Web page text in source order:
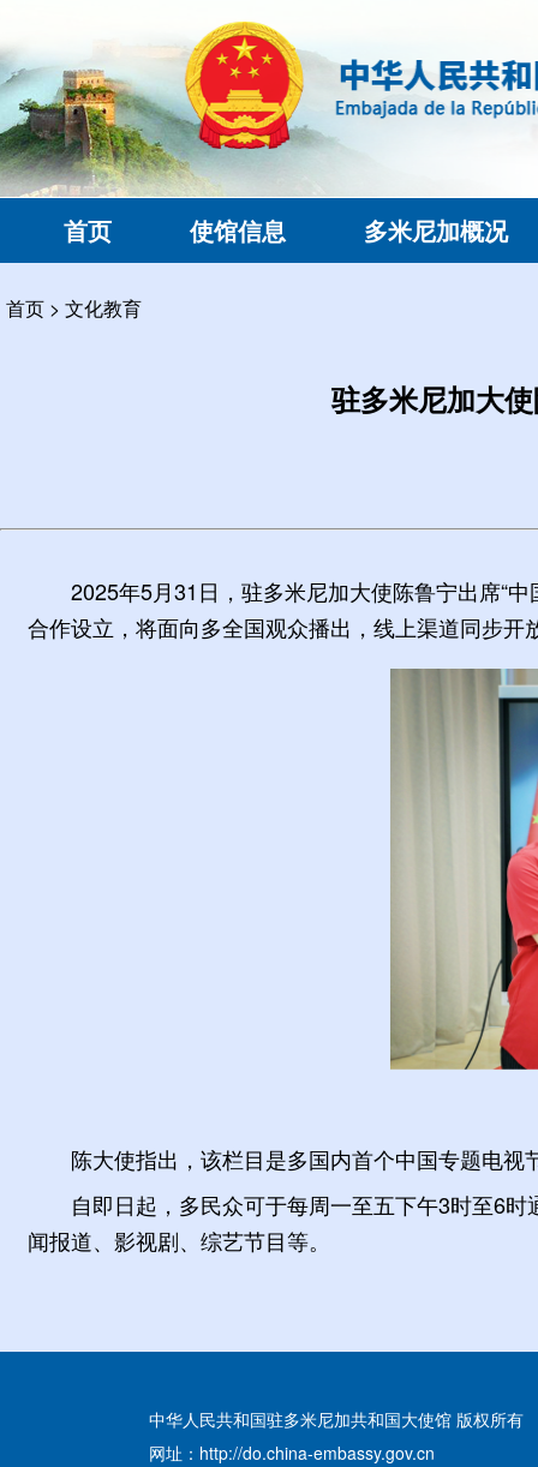
首页 使馆信息 多米尼加概况
首页 > 文化教育
驻多米尼加大
2025年5月31日，驻多米尼加大使陈鲁宁出席“
合作设立，将面向多全国观众播出，线上渠道同步开
陈大使指出，该栏目是多国内首个中国专题电
自即日起，多民众可于每周一至五下午3时至6
闻报道、影视剧、综艺节目等。
中华人民共和国驻多米尼加共和国大使馆 版权所有
网址：http://do.china-embassy.gov.cn